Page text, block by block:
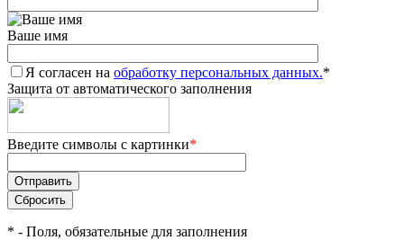
Ваше имя
Я согласен на обработку персональных данных.*
Защита от автоматического заполнения
Введите символы с картинки*
* - Поля, обязательные для заполнения